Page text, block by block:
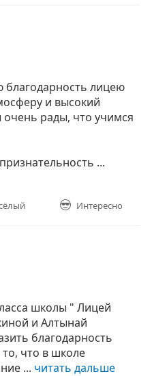
лицею
и высокий
рады, что учимся
...
Интересно
школы " Лицей
и Алтынай
благодарность
что в школе
... читать дальше